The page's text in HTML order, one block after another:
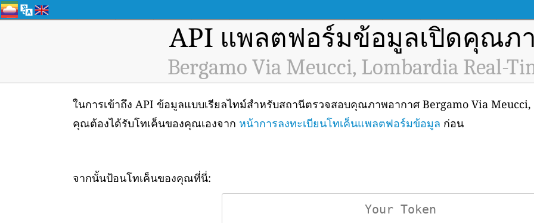
API แพลตฟอร์มข้อมูลเปิดคุณภ
Bergamo Via Meucci, Lombardia Real-
ในการเข้าถึง API ข้อมูลแบบเรียลไทม์สำหรับสถานีตรวจสอบคุณภาพอากาศ Bergamo Via
คุณต้องได้รับโทเค็นของคุณเองจาก หน้าการลงทะเบียนโทเค็นแพลตฟอร์มข้อมูล ก่อน
จากนั้นป้อนโทเค็นของคุณที่นี่: